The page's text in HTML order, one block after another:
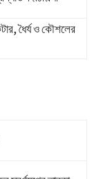
ধৈর্য ও কৌশলের